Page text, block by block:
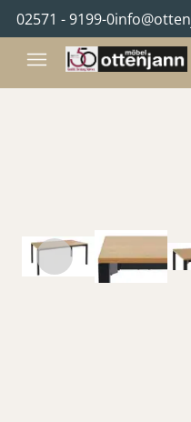
02571 - 9199-0